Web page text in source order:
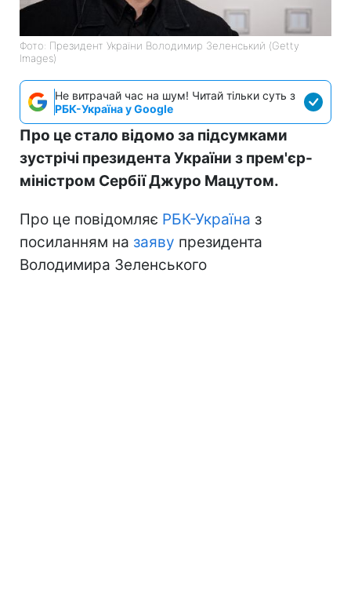
Фото: Президент України Володимир Зеленський (Getty
Images)
Не витрачай час на шум! Читай тільки суть з
РБК-Україна у Google
Про це стало відомо за підсумками
зустрічі президента України з прем'єр-
міністром Сербії Джуро Мацутом.
Про це повідомляє РБК-Україна з
посиланням на заяву президента
Володимира Зеленського